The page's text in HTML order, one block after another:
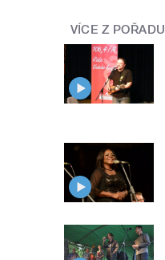
VÍCE Z POŘADU